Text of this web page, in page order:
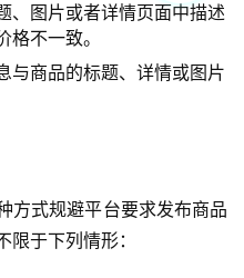
、图片或者详情页面中描述
不一致。
与商品的标题、详情或图片
方式规避平台要求发布商品
于下列情形：